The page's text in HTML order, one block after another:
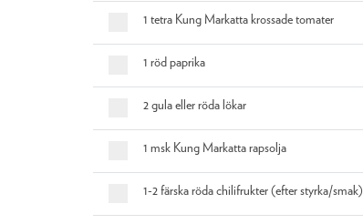
1 tetra Kung Markatta krossade tomater
1 röd paprika
2 gula eller röda lökar
1 msk Kung Markatta rapsolja
1-2 färska röda chilifrukter (efter styrka/smak)